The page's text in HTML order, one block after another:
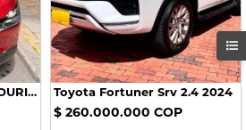
MAZDA CX30 GRAND TOURING LX - 2024 Toyota Fortuner Srv 2.4 2024
$ 260.000.000 COP